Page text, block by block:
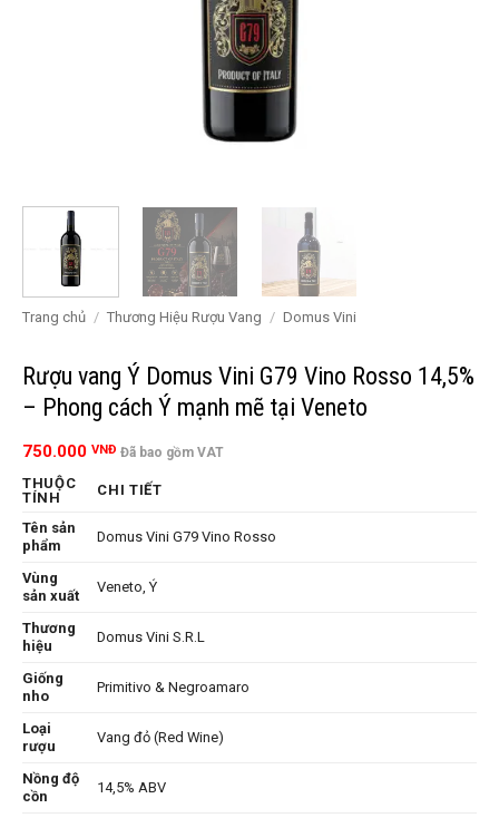
Trang chủ / Thương Hiệu Rượu Vang / Domus Vini
Rượu vang Ý Domus Vini G79 Vino Rosso 14,5%
– Phong cách Ý mạnh mẽ tại Veneto
750.000 VNĐ Đã bao gồm VAT
THUỘC
TÍNH
CHI TIẾT
Tên sản
phẩm
Domus Vini G79 Vino Rosso
Vùng
sản xuất
Veneto, Ý
Thương
hiệu
Domus Vini S.R.L
Giống
nho
Primitivo & Negroamaro
Loại
rượu
Vang đỏ (Red Wine)
Nồng độ
cồn
14,5% ABV